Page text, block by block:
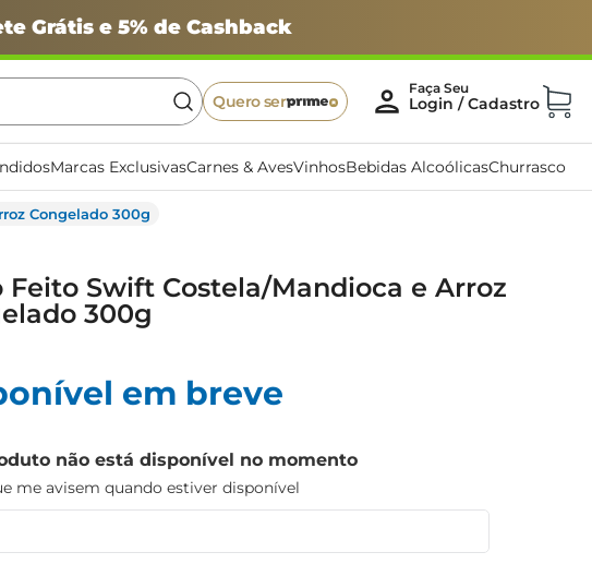
Grátis e 5% de Cashback
Quero ser
Marcas ExclusivasCarnes & AvesVinhosBebidas AlcoólicasChurrasco
Congelado 300g
Feito Swift Costela/Mandioca e Arroz
300g
em breve
não está disponível no momento
me avisem quando estiver disponível